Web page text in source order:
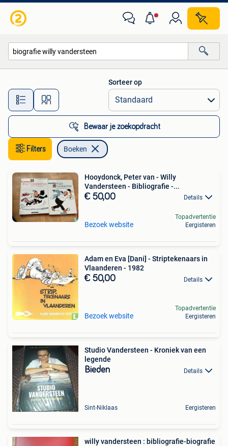
Alle afstanden…
Sorteer op
Bewaar je zoekopdracht
Filters Boeken
Hooydonck, Peter van - Willy
Vandersteen - Bibliografie -...
€ 50,00 Details
Bezoek website
Topadvertentie
Eergisteren
Adam en Eva [Dani] - Striptekenaars in
Vlaanderen - 1982
€ 50,00 Details
Bezoek website
Topadvertentie
Eergisteren
Studio Vandersteen - Kroniek van een
legende
Bieden Details
Sint-Niklaas Eergisteren
willy vandersteen : bibliografie-biografie